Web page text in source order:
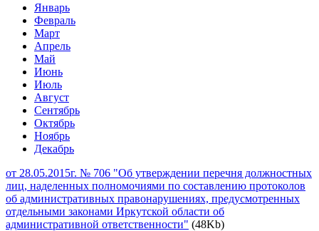
Январь
Февраль
Март
Апрель
Май
Июнь
Июль
Август
Сентябрь
Октябрь
Ноябрь
Декабрь
от 28.05.2015г. № 706 "Об утверждении перечня должностных
лиц, наделенных полномочиями по составлению протоколов
об административных правонарушениях, предусмотренных
отдельными законами Иркутской области об
административной ответственности" (48Kb)